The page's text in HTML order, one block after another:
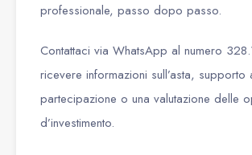
professionale, passo dopo passo.
Contattaci via WhatsApp al numero
ricevere informazioni sull’asta, supporto
partecipazione o una valutazione delle
d’investimento.